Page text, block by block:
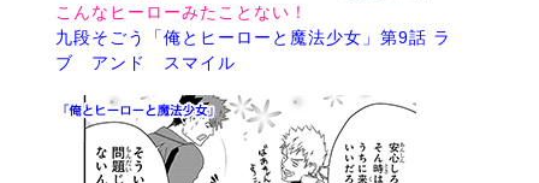
こんなヒーローみたことない！
九段そごう「俺とヒーローと魔法少女」第9話 ラ
ブ アンド スマイル